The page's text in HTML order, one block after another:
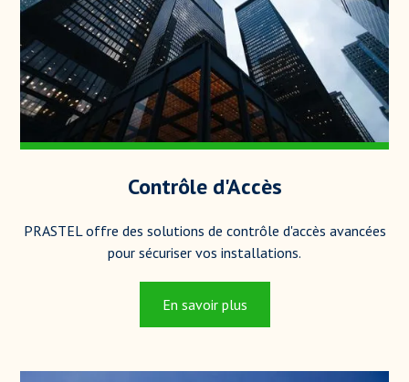
Contrôle d'Accès
PRASTEL offre des solutions de contrôle d'accès avancées
pour sécuriser vos installations.
En savoir plus